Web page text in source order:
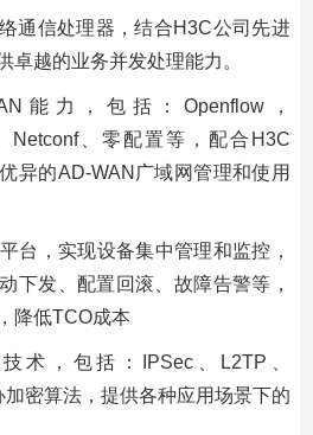
通信处理器，结合H3C公司先进
卓越的业务并发处理能力。
能力，包括：Openflow，
Netconf、零配置等，配合H3C
异的AD-WAN广域网管理和使用
台，实现设备集中管理和监控，
下发、配置回滚、故障告警等，
降低TCO成本
术，包括：IPSec、L2TP、
密算法，提供各种应用场景下的